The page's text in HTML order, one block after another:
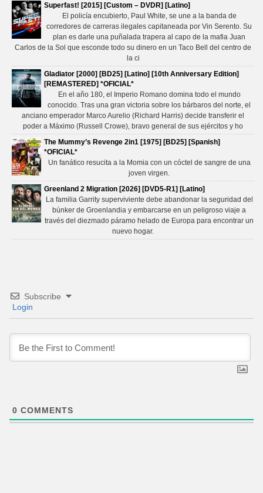
Superfast! [2015] [Custom – DVDR] [Latino]
El policía encubierto, Paul White, se une a la banda de
corredores de carreras ilegales capitaneada por Vin Serento. Su
plan es darle una puñalada trapera al capo de la mafia Juan
Carlos de la Sol que esconde todo su dinero en un Taco Bell del centro de
la ci
Gladiator [2000] [BD25] [Latino] [10th Anniversary Edition]
[REMASTERED] *OFICIAL*
En el año 180, el Imperio Romano domina todo el mundo
conocido. Tras una gran victoria sobre los bárbaros del norte, el
anciano emperador Marco Aurelio (Richard Harris) decide transferir el
poder a Máximo (Russell Crowe), bravo general de sus ejércitos y ho
The Mummy’s Revenge 2in1 [1975] [BD25] [Spanish]
*OFICIAL*
Un fanático resucita a la Momia con un cóctel de sangre de una
joven virgen.
Greenland 2 Migration [2026] [DVD5-R1] [Latino]
La familia Garrity superviviente debe abandonar la seguridad del
búnker de Groenlandia y embarcarse en un peligroso viaje a
través del diezmado páramo helado de Europa para encontrar un
nuevo hogar.
Subscribe
Login
0 COMMENTS